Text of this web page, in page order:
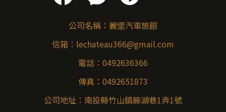
公司名稱： 麗堡汽車旅館
公司地址： 南投縣竹山鎮籐湖巷1弄1號
信箱： lechateau366@gmail.com
電話： 0492636366
傳真： 0492651873